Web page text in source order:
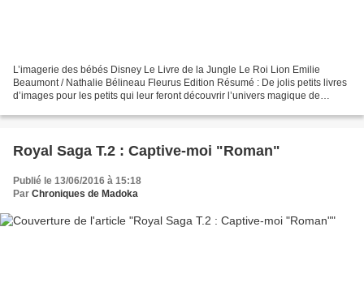
L’imagerie des bébés Disney Le Livre de la Jungle Le Roi Lion Emilie
Beaumont / Nathalie Bélineau Fleurus Edition Résumé : De jolis petits livres
d’images pour les petits qui leur feront découvrir l’univers magique de
Royal Saga T.2 : Captive-moi "Roman"
Publié le 13/06/2016 à 15:18
Par Chroniques de Madoka